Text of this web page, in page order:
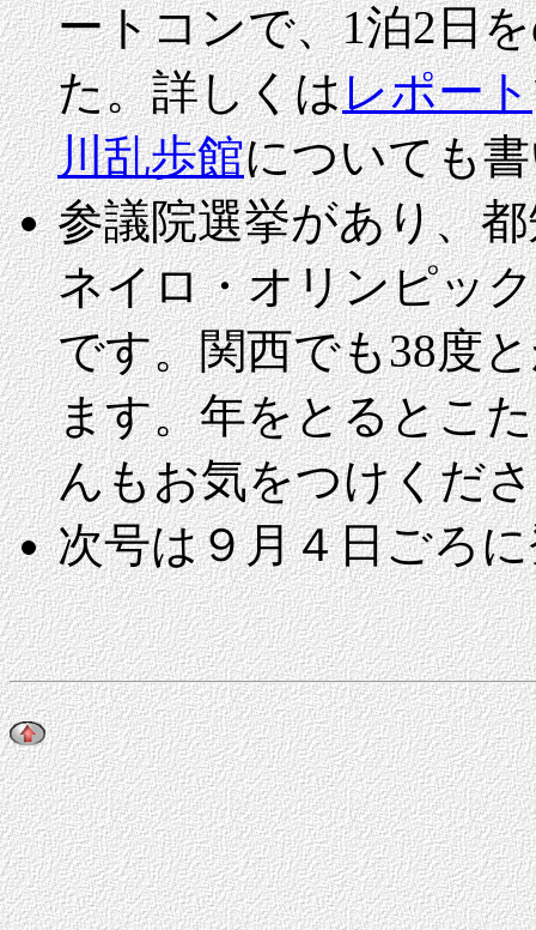
ートコンで、1泊2日
た。詳しくはレポート
川乱歩館についても
参議院選挙があり、
ネイロ・オリンピッ
です。関西でも38度
ます。年をとるとこ
んもお気をつけくだ
次号は９月４日ごろに